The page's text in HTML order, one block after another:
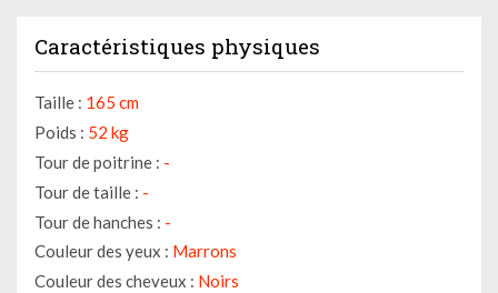
Caractéristiques physiques
Taille : 165 cm
Poids : 52 kg
Tour de poitrine : -
Tour de taille : -
Tour de hanches : -
Couleur des yeux : Marrons
Couleur des cheveux : Noirs